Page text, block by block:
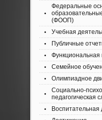
Федеральные
(ФООП)
Учебная
Публичные
Функциональная
Семейное
Олимпиадное
Социально-
педагогическая
Воспитательная